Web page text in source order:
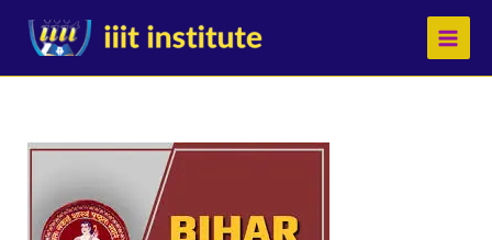
content